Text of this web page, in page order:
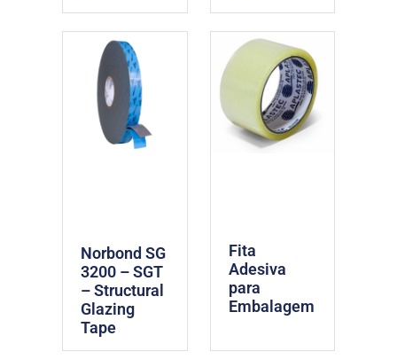
Norbond SG
3200 – SGT
– Structural
Glazing
Tape
Fita
Adesiva
para
Embalagem